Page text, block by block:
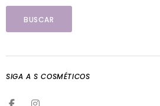
SIGA A S COSMÉTICOS